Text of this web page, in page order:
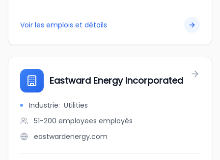
Voir les emplois et détails
Eastward Energy Incorporated
Industrie: Utilities
51-200 employees employés
eastwardenergy.com